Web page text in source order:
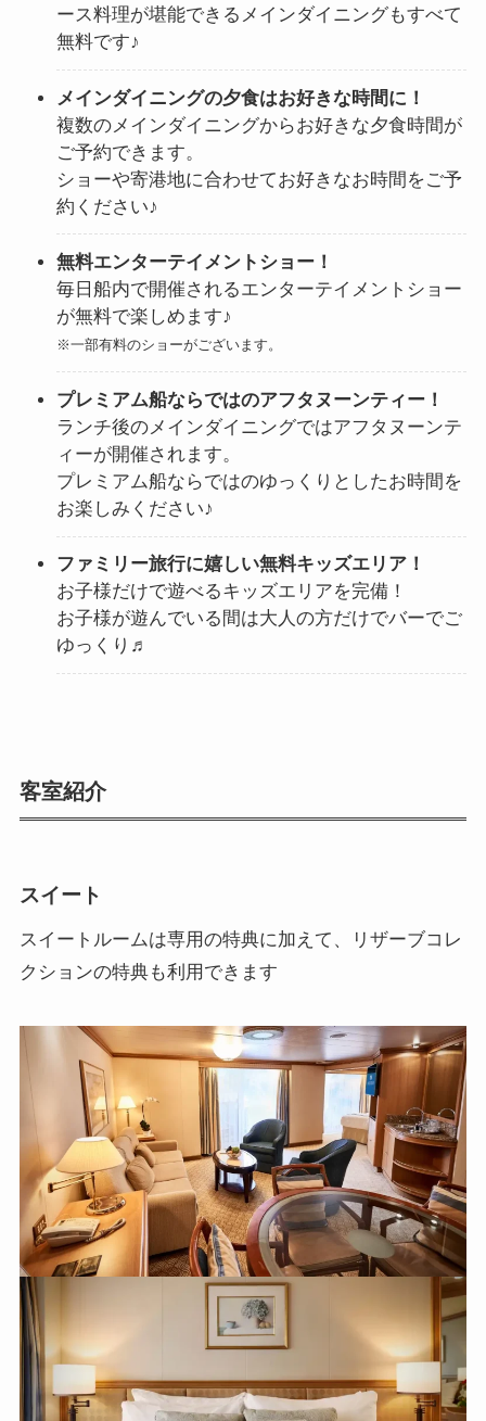
ース料理が堪能できるメインダイニングもすべて
無料です♪
メインダイニングの夕食はお好きな時間に！
複数のメインダイニングからお好きな夕食時間が
ご予約できます。
ショーや寄港地に合わせてお好きなお時間をご予
約ください♪
無料エンターテイメントショー！
毎日船内で開催されるエンターテイメントショー
が無料で楽しめます♪
※一部有料のショーがございます。
プレミアム船ならではのアフタヌーンティー！
ランチ後のメインダイニングではアフタヌーンテ
ィーが開催されます。
プレミアム船ならではのゆっくりとしたお時間を
お楽しみください♪
ファミリー旅行に嬉しい無料キッズエリア！
お子様だけで遊べるキッズエリアを完備！
お子様が遊んでいる間は大人の方だけでバーでご
ゆっくり♬
客室紹介
スイート
スイートルームは専用の特典に加えて、リザーブコレ
クションの特典も利用できます